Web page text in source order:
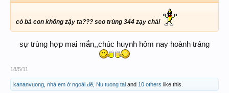
có bà con không zậy ta??? seo trùng 344 zạy chài
sự trùng hợp mai mắn,,chúc huynh hôm nay hoành tráng
18/5/11
kananvuong nhà em ở ngoài đê Nu tuong tai and 10 others like this.